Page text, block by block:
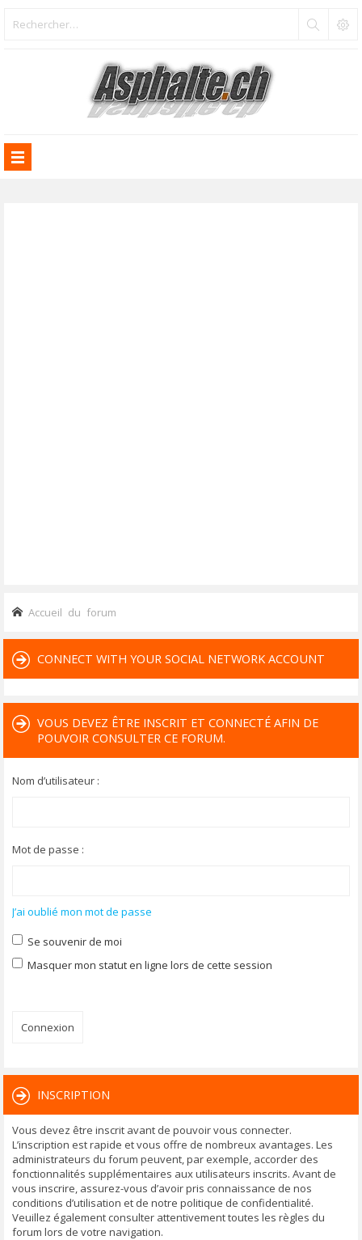
Accueil du forum
CONNECT WITH YOUR SOCIAL NETWORK ACCOUNT
VOUS DEVEZ ÊTRE INSCRIT ET CONNECTÉ AFIN DE
POUVOIR CONSULTER CE FORUM.
Nom d’utilisateur :
Mot de passe :
J’ai oublié mon mot de passe
Se souvenir de moi
Masquer mon statut en ligne lors de cette session
INSCRIPTION
Vous devez être inscrit avant de pouvoir vous connecter.
L’inscription est rapide et vous offre de nombreux avantages. Les
administrateurs du forum peuvent, par exemple, accorder des
fonctionnalités supplémentaires aux utilisateurs inscrits. Avant de
vous inscrire, assurez-vous d’avoir pris connaissance de nos
conditions d’utilisation et de notre politique de confidentialité.
Veuillez également consulter attentivement toutes les règles du
forum lors de votre navigation.